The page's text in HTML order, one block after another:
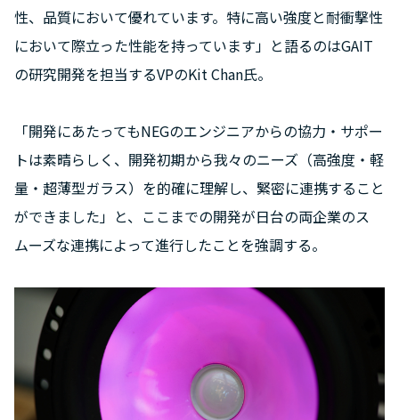
性、品質において優れています。特に高い強度と耐衝撃性
において際立った性能を持っています」と語るのはGAIT
の研究開発を担当するVPのKit Chan氏。
「開発にあたってもNEGのエンジニアからの協力・サポー
トは素晴らしく、開発初期から我々のニーズ（高強度・軽
量・超薄型ガラス）を的確に理解し、緊密に連携すること
ができました」と、ここまでの開発が日台の両企業のス
ムーズな連携によって進行したことを強調する。